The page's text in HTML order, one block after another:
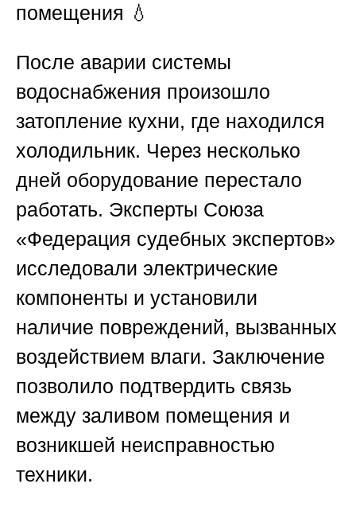
помещения 💧
После аварии системы
водоснабжения произошло
затопление кухни, где находился
холодильник. Через несколько
дней оборудование перестало
работать. Эксперты Союза
«Федерация судебных экспертов»
исследовали электрические
компоненты и установили
наличие повреждений, вызванных
воздействием влаги. Заключение
позволило подтвердить связь
между заливом помещения и
возникшей неисправностью
техники.